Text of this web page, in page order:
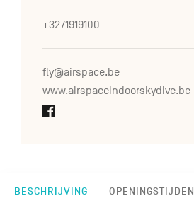
BESCHRIJVING OPENINGSTIJDEN
+3271919100
fly@airspace.be
www.airspaceindoorskydive.be